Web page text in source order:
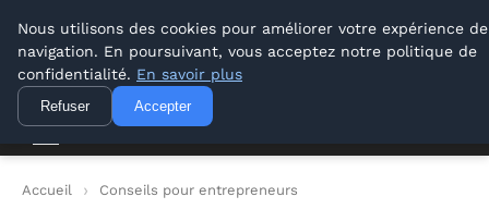
Lyon Photos
Lyon Photos
Accueil
Conseils pour entrepreneurs
Nous utilisons des cookies pour améliorer votre expérience de
navigation. En poursuivant, vous acceptez notre politique de
confidentialité. En savoir plus
Refuser Accepter